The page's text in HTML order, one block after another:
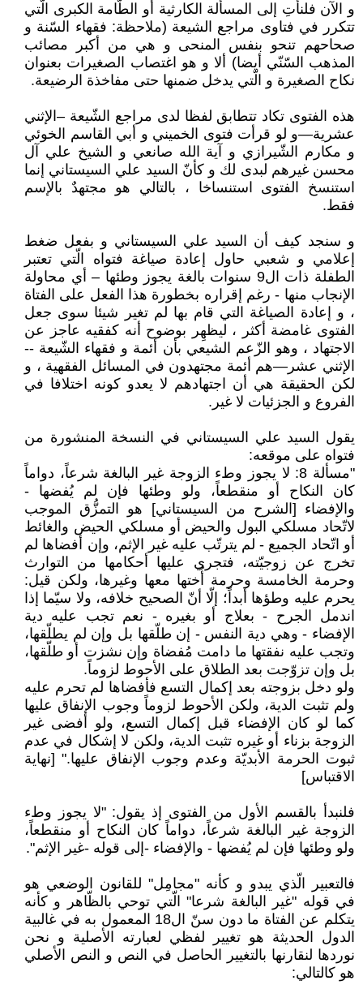
و الآن فلنأتِ إلى المسألة الكارثية أو الطّامة الكبرى الّتي
تتكرر في فتاوى مراجع الشيعة (ملاحظة: فقهاء السّنة و
صحاحهم تنحو بنفس المنحى و هي من أكبر مصائب
المذهب السّنّي أيضا) ألا و هو اغتصاب الصغيرات بعنوان
نكاح الصغيرة و الّتي يدخل ضمنها حتى مفاخذة الرضيعة.
هذه الفتوى تكاد تتطابق لفظا لدى مراجع الشّيعة –الإثني
عشرية—و لو قرأت فتوى الخميني و أبي القاسم الخوئي
و مكارم الشّيرازي و آية الله صانعي و الشيخ علي آل
محسن غيرهم لبدى لك و كأنّ السيد علي السيستاني إنما
استنسخ الفتوى استنساخا ، بالتالي هو مجتهدٌ بالإسم
فقط.
و سنجد كيف أن السيد علي السيستاني و بفعل ضغط
إعلامي و شعبي حاول إعادة صياغة فتواه الّتي تعتبر
الطفلة ذات ال9 سنوات بالغة يجوز وطئها – أي محاولة
الإنجاب منها - رغم إقراره بخطورة هذا الفعل على الفتاة
، و إعادة الصياغة التي قام بها لم تغير شيئا سوى جعل
الفتوى غامضة أكثر ، ليظهِر بوضوح أنه كفقيه عاجز عن
الاجتهاد ، وهو الزّعم الشيعي بأن أئمة و فقهاء الشّيعة --
الإثني عشر—هم أئمة مجتهدون في المسائل الفقهية ، و
لكن الحقيقة هي أن اجتهادهم لا يعدو كونه اختلافا في
الفروع و الجزئيات لا غير.
يقول السيد علي السيستاني في النسخة المنشورة من
فتواه على موقعه:
"مسألة 8: لا يجوز وطء الزوجة غير البالغة شرعاً، دواماً
كان النكاح أو منقطعاً، ولو وطئها فإن لم يُفضها -
والإفضاء [الشرح من السيستاني] هو التمزُّق الموجب
لاتّحاد مسلكي البول والحيض أو مسلكي الحيض والغائط
أو اتّحاد الجميع - لم يترتّب عليه غير الإثم، وإن أفضاها لم
تخرج عن زوجيّته، فتجري عليها أحكامها من التوارث
وحرمة الخامسة وحرمة أُختها معها وغيرها، ولكن قيل:
يحرم عليه وطؤها أبداً؛ إلّا أنّ الصحيح خلافه، ولا سيّما إذا
اندمل الجرح - بعلاج أو بغيره - نعم تجب عليه دية
الإفضاء - وهي دية النفس - إن طلّقها بل وإن لم يطلّقها،
وتجب عليه نفقتها ما دامت مُفضاة وإن نشزت أو طلّقها،
بل وإن تزوّجت بعد الطلاق على الأحوط لزوماً.
ولو دخل بزوجته بعد إكمال التسع فأفضاها لم تحرم عليه
ولم تثبت الدية، ولكن الأحوط لزوماً وجوب الإنفاق عليها
كما لو كان الإفضاء قبل إكمال التسع، ولو أفضى غير
الزوجة بزناء أو غيره تثبت الدية، ولكن لا إشكال في عدم
ثبوت الحرمة الأبديّة وعدم وجوب الإنفاق عليها." [نهاية
الاقتباس]
فلنبدأ بالقسم الأول من الفتوى إذ يقول: "لا يجوز وطء
الزوجة غير البالغة شرعاً، دواماً كان النكاح أو منقطعاً،
ولو وطئها فإن لم يُفضها - والإفضاء -إلى قوله -غير الإثم".
فالتعبير الّذي يبدو و كأنه "مجامِل" للقانون الوضعي هو
في قوله "غير البالغة شرعا" الّتي توحي بالظّاهر و كأنه
يتكلم عن الفتاة ما دون سنّ ال18 المعمول به في غالبية
الدول الحديثة هو تغيير لفظي لعبارته الأصلية و نحن
نوردها لنقارنها بالتغيير الحاصل في النص و النص الأصلي
هو كالتالي: